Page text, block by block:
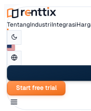
Tentang IndustriIntegrasi